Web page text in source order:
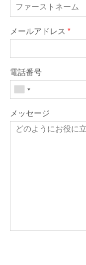
メールアドレス *
電話番号
メッセージ